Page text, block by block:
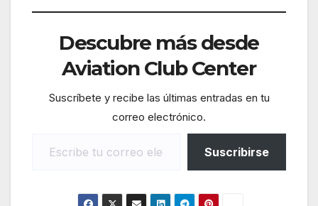
Descubre más desde
Aviation Club Center
Suscríbete y recibe las últimas entradas en tu
correo electrónico.
Suscribirse